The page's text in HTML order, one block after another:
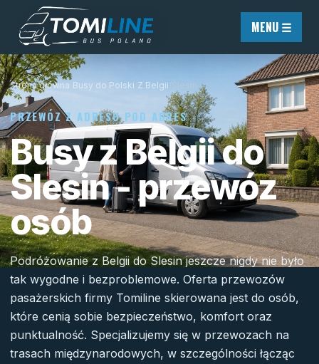
Przejdź do treści
MENU ☰
Strona główna Busy do Polski Z Belgii/Ślesin
PRZEWÓZ Z ADRESU POD ADRES
Busy z Belgii do
Slesin - przewóz
osób
Podróżowanie z Belgii do Slesin jeszcze nigdy nie było
tak wygodne i bezproblemowe. Oferta przewozów
pasażerskich firmy Tomiline skierowana jest do osób,
które cenią sobie bezpieczeństwo, komfort oraz
punktualność. Specjalizujemy się w przewozach na
trasach międzynarodowych, w szczególności łącząc